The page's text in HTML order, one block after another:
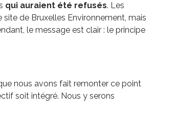
qui auraient été refusés. Les
de Bruxelles Environnement, mais
le message est clair : le principe
nous avons fait remonter ce point
soit intégré. Nous y serons